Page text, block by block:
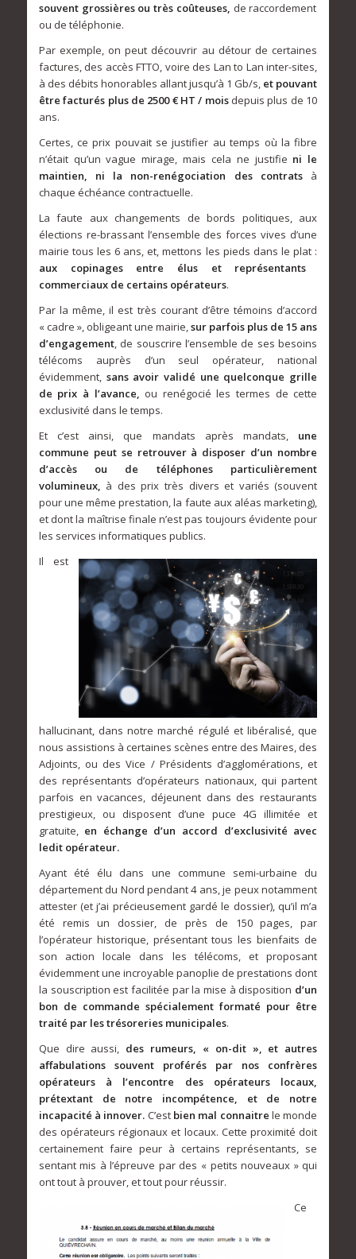
souvent grossières ou très coûteuses, de raccordement
ou de téléphonie.
Par exemple, on peut découvrir au détour de certaines
factures, des accès FTTO, voire des Lan to Lan inter-sites,
à des débits honorables allant jusqu’à 1 Gb/s, et pouvant
être facturés plus de 2500 € HT / mois depuis plus de 10
ans.
Certes, ce prix pouvait se justifier au temps où la fibre
n’était qu’un vague mirage, mais cela ne justifie ni le
maintien, ni la non-renégociation des contrats à
chaque échéance contractuelle.
La faute aux changements de bords politiques, aux
élections re-brassant l’ensemble des forces vives d’une
mairie tous les 6 ans, et, mettons les pieds dans le plat :
aux copinages entre élus et représentants
commerciaux de certains opérateurs.
Par la même, il est très courant d’être témoins d’accord
« cadre », obligeant une mairie,sur parfois plus de 15 ans
d’engagement, de souscrire l’ensemble de ses besoins
télécoms auprès d’un seul opérateur, national
évidemment, sans avoir validé une quelconque grille
de prix à l’avance, ou renégocié les termes de cette
exclusivité dans le temps.
Et c’est ainsi, que mandats après mandats, une
commune peut se retrouver à disposer d’un nombre
d’accès ou de téléphones particulièrement
volumineux, à des prix très divers et variés (souvent
pour une même prestation, la faute aux aléas marketing),
et dont la maîtrise finale n’est pas toujours évidente pour
les services informatiques publics.
Il est
hallucinant, dans notre marché régulé et libéralisé, que
nous assistions à certaines scènes entre des Maires, des
Adjoints, ou des Vice / Présidents d’agglomérations, et
des représentants d’opérateurs nationaux, qui partent
parfois en vacances, déjeunent dans des restaurants
prestigieux, ou disposent d’une puce 4G illimitée et
gratuite,en échange d’un accord d’exclusivité avec
ledit opérateur.
Ayant été élu dans une commune semi-urbaine du
département du Nord pendant 4 ans, je peux notamment
attester (et j’ai précieusement gardé le dossier), qu’il m’a
été remis un dossier, de près de 150 pages, par
l’opérateur historique, présentant tous les bienfaits de
son action locale dans les télécoms, et proposant
évidemment une incroyable panoplie de prestations dont
la souscription est facilitée par la mise à disposition d’un
bon de commande spécialement formaté pour être
traité par les trésoreries municipales.
Que dire aussi, des rumeurs, « on-dit », et autres
affabulations souvent proférés par nos confrères
opérateurs à l’encontre des opérateurs locaux,
prétextant de notre incompétence, et de notre
incapacité à innover. C’est bien mal connaitre le monde
des opérateurs régionaux et locaux. Cette proximité doit
certainement faire peur à certains représentants, se
sentant mis à l’épreuve par des « petits nouveaux » qui
ont tout à prouver, et tout pour réussir.
Ce